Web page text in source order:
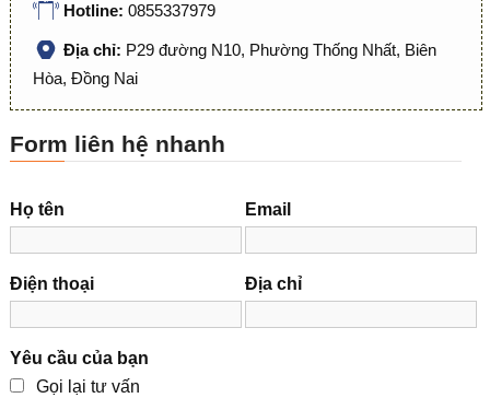
Hotline: 0855337979
Địa chỉ: P29 đường N10, Phường Thống Nhất, Biên
Hòa, Đồng Nai
Form liên hệ nhanh
Họ tên Email
Điện thoại Địa chỉ
Yêu cầu của bạn
Gọi lại tư vấn